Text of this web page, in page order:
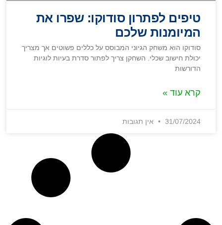
טיפים לפתרון סודוקו: שפרו את
המיומנות שלכם
סודוקו הוא משחק הגיוני המבוסס על כללים פשוטים אך מצריך
יכולת חישוב שכלי. השחקן צריך לפתור סדרת בעיות לוגיות
הדורשות
קרא עוד »
31/07/2024 אין תגובות